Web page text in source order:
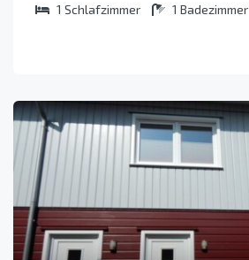
1 Schlafzimmer 1 Badezimmer